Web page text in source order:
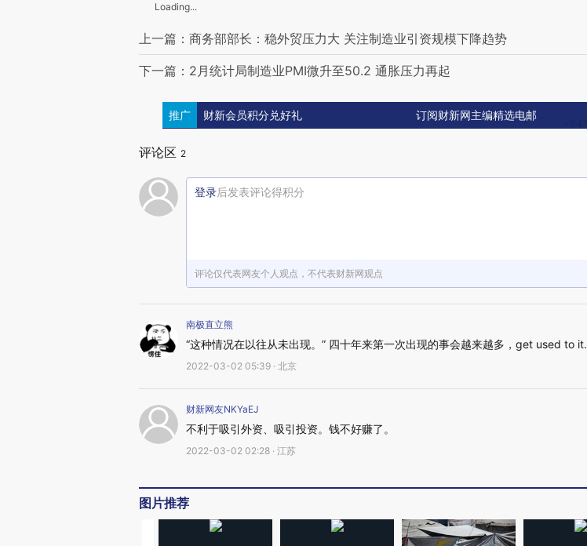
Loading...
上一篇：商务部部长：稳外贸压力大 关注制造业引资规模下降趋势
下一篇：2月统计局制造业PMI微升至50.2 通胀压力再起
推广 财新会员积分兑好礼 订阅财新网主编精选电邮
评论区 2
登录后发表评论得积分
评论仅代表网友个人观点，不代表财新网观点
南极直立熊
“这种情况在以往从未出现。” 四十年来第一次出现的事会越来越多，get used to it.
2022-03-02 05:39 · 北京
财新网友NKYaEJ
不利于吸引外资、吸引投资。钱不好赚了。
2022-03-02 02:28 · 江苏
图片推荐